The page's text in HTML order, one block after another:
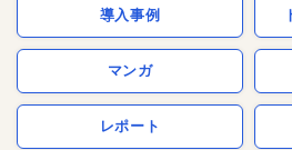
導入事例
マンガ
レポート